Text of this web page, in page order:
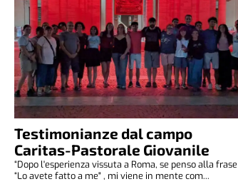
Testimonianze dal campo
Caritas-Pastorale Giovanile
“Dopo l'esperienza vissuta a Roma, se penso alla frase
“Lo avete fatto a me" , mi viene in mente com...